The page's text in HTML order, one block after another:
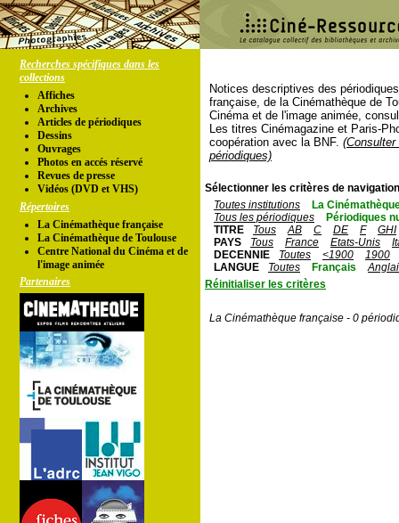
Recherches spécifiques dans les
collections
Affiches
Archives
Articles de périodiques
Dessins
Ouvrages
Photos en accés réservé
Revues de presse
Vidéos (DVD et VHS)
Répertoires
La Cinémathèque française
La Cinémathèque de Toulouse
Centre National du Cinéma et de
l'image animée
Partenaires
Notices descriptives des
française, de la Cinémathèque de
Cinéma et de l'image animée,
Les titres Cinémagazine et Paris-
coopération avec la BNF.
périodiques)
Sélectionner les critères de
Toutes institutions
La
Tous les périodiques
Périodiques
TITRE
Tous AB C DE F
GHI
PAYS
Tous France Etats-Unis
DECENNIE
Toutes <1900
1900
LANGUE
Toutes Français
Réinitialiser les critères
La Cinémathèque française - 0